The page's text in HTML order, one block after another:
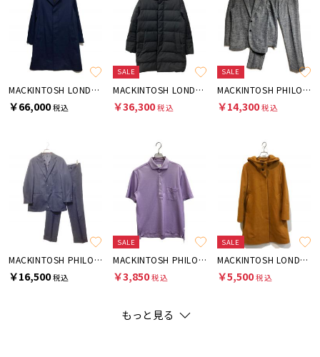
MACKINTOSH LONDON
￥66,000税込
SALE
MACKINTOSH LONDON
￥36,300税込
SALE
MACKINTOSH PHILOSOPHY
￥14,300税込
MACKINTOSH PHILOSOPHY
￥16,500税込
SALE
MACKINTOSH PHILOSOPHY
￥3,850税込
SALE
MACKINTOSH LONDON
￥5,500税込
もっと見る